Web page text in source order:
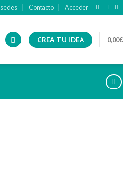
Contacto Acceder
CREA TU IDEA 0,00€